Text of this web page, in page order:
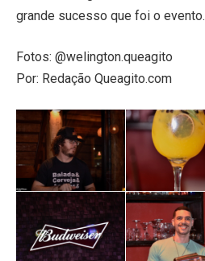
grande sucesso que foi o evento.
Fotos: @welington.queagito
Por: Redação Queagito.com